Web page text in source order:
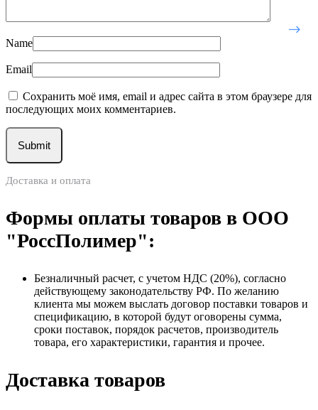
Name
Email
Сохранить моё имя, email и адрес сайта в этом браузере для
последующих моих комментариев.
Доставка и оплата
Формы оплаты товаров в ООО
"РоссПолимер":
Безналичный расчет, с учетом НДС (20%), согласно
действующему законодательству РФ. По желанию
клиента мы можем выслать договор поставки товаров и
спецификацию, в которой будут оговорены сумма,
сроки поставок, порядок расчетов, производитель
товара, его характеристики, гарантия и прочее.
Доставка товаров